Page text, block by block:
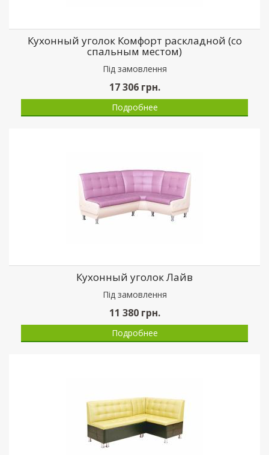
Кухонный уголок Комфорт раскладной (со
спальным местом)
Пiд замовлення
17 306грн.
Подробнее
Кухонный уголок Лайв
Пiд замовлення
11 380грн.
Подробнее